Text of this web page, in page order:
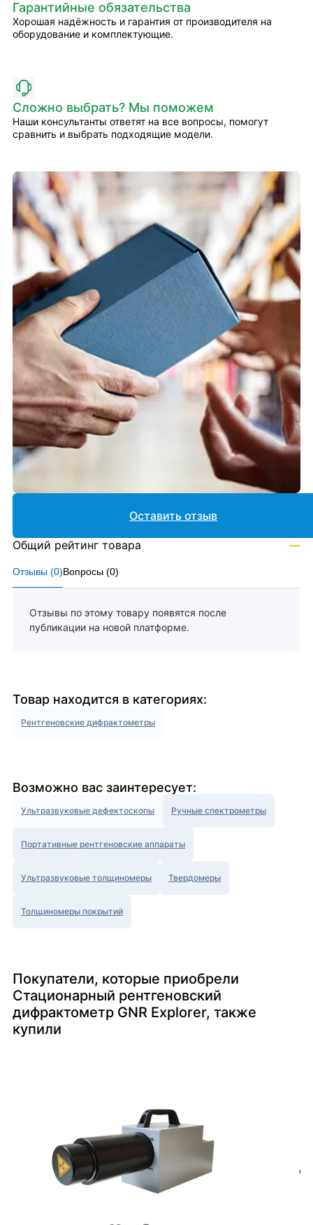
Гарантийные обязательства
Хорошая надёжность и гарантия от производителя на
оборудование и комплектующие.
Сложно выбрать? Мы поможем
Наши консультанты ответят на все вопросы, помогут
сравнить и выбрать подходящие модели.
Отзывы (0)Вопросы (0)
Отзывы по этому товару появятся после
публикации на новой платформе.
Оставить отзыв
Общий рейтинг товара —
Товар находится в категориях:
Рентгеновские дифрактометры
Возможно вас заинтересует:
Ультразвуковые дефектоскопы Ручные спектрометры
Портативные рентгеновские аппараты
Ультразвуковые толщиномеры Твердомеры
Толщиномеры покрытий
Покупатели, которые приобрели
Стационарный рентгеновский
дифрактометр GNR Explorer, также
купили